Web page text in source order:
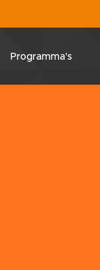
Programma's